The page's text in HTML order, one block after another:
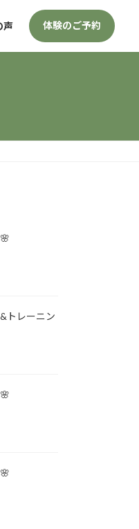
声 体験のご予約
トレーニン